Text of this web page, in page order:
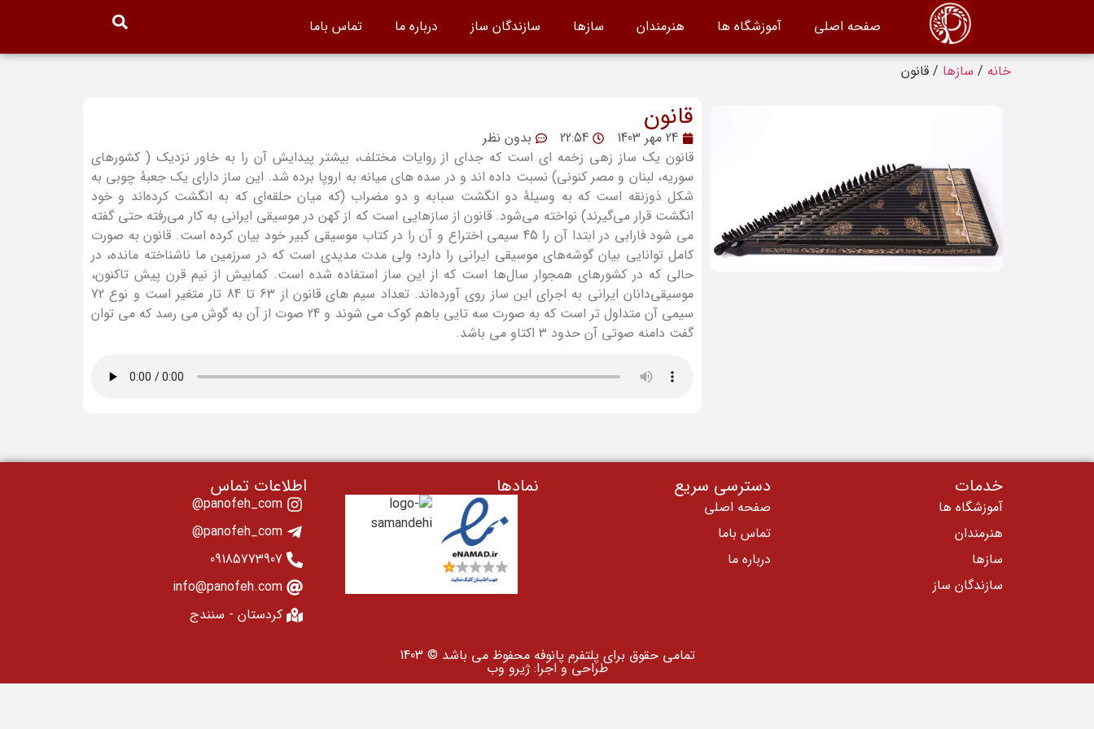
صفحه اصلی آموزشگاه ها هنرمندان سازها سازندگان ساز درباره ما تماس باما
خانه / سازها / قانون
قانون
24 مهر 1403 22:54
بدون نظر
قانون یک ساز زهی زخمه ای است که جدای از روایات مختلف، بیشتر پیدایش آن را به خاور نزدیک ( کشورهای
سوریه، لبنان و مصر کنونی) نسبت داده اند و در سده های میانه به اروپا برده شد. این ساز دارای یک جعبهٔ چوبی به
شکل ذوزنقه‌ است که به وسیلهٔ دو انگشت سبابه و دو مضراب (که میان حلقه‌ای که به انگشت کرده‌اند و خود
انگشت قرار می‌گیرند) نواخته می‌شود. قانون از سازهایی است که از کهن در موسیقی ایرانی به کار می‌رفته حتی گفته
می شود فارابی در ابتدا آن را 45 سیمی اختراع و آن را در کتاب موسیقی کبیر خود بیان کرده است. قانون به صورت
کامل توانایی بیان گوشه‌های موسیقی ایرانی را دارد؛ ولی مدت مدیدی است که در سرزمین ما ناشناخته مانده، در
حالی که در کشورهای همجوار سال‌ها است که از این ساز استفاده شده‌ است. کمابیش از نیم قرن پیش تاکنون،
موسیقی‌دانان ایرانی به اجرای این ساز روی آورده‌اند. تعداد سیم های قانون از 63 تا 84 تار متغیر است و نوع 72
سیمی آن متداول تر است که به صورت سه تایی باهم کوک می شوند و 24 صوت از آن به گوش می رسد که می توان
گفت دامنه صوتی آن حدود 3 اکتاو می باشد.
خدمات
آموزشگاه ها
هنرمندان
سازها
سازندگان ساز
دسترسی سریع
صفحه اصلی
تماس باما
درباره ما
نمادها اطلاعات تماس
panofeh_com@
panofeh_com@
09185773907
info@panofeh.com
کردستان - سنندج
تمامی حقوق برای پلتفرم پانوفه محفوظ می باشد © 1403
طراحی و اجرا: ژیرو وب